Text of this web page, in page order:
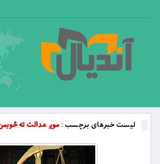
لیست خبرهای برچسب :موږ عدالت ته